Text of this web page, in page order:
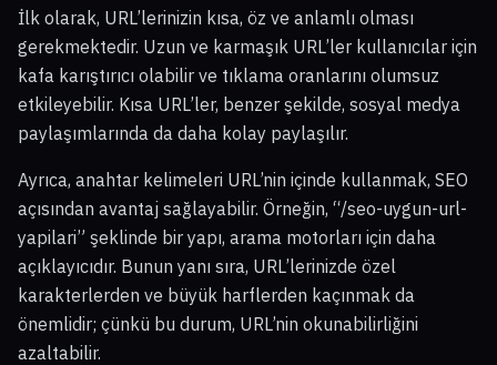
İlk olarak, URL’lerinizin kısa, öz ve anlamlı olması
gerekmektedir. Uzun ve karmaşık URL’ler kullanıcılar için
kafa karıştırıcı olabilir ve tıklama oranlarını olumsuz
etkileyebilir. Kısa URL’ler, benzer şekilde, sosyal medya
paylaşımlarında da daha kolay paylaşılır.
Ayrıca, anahtar kelimeleri URL’nin içinde kullanmak, SEO
açısından avantaj sağlayabilir. Örneğin, “/seo-uygun-url-
yapilari” şeklinde bir yapı, arama motorları için daha
açıklayıcıdır. Bunun yanı sıra, URL’lerinizde özel
karakterlerden ve büyük harflerden kaçınmak da
önemlidir; çünkü bu durum, URL’nin okunabilirliğini
azaltabilir.